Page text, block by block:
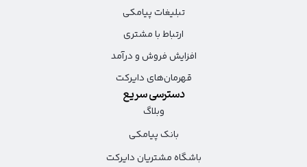
تبلیغات پیامکی
ارتباط با مشتری
افزایش فروش و درآمد
قهرمان‌های دایرکت
دسترسی سریع
وبلاگ
بانک پیامکی
باشگاه مشتریان دایرکت